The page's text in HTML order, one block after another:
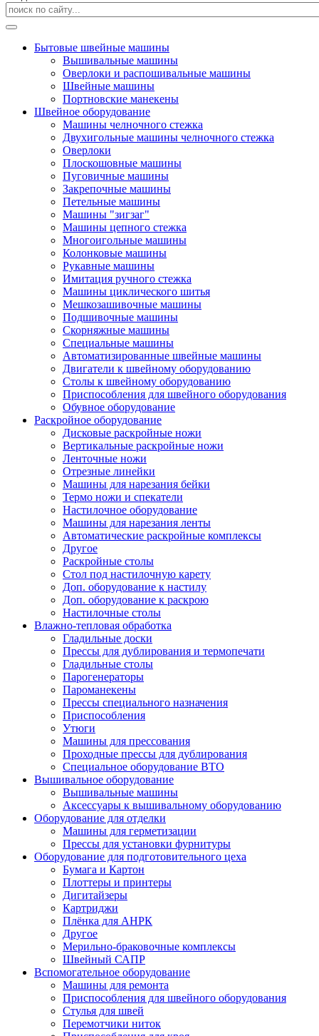
Бытовые швейные машины
Вышивальные машины
Оверлоки и распошивальные машины
Швейные машины
Портновские манекены
Швейное оборудование
Машины челночного стежка
Двухигольные машины челночного стежка
Оверлоки
Плоскошовные машины
Пуговичные машины
Закрепочные машины
Петельные машины
Машины "зигзаг"
Машины цепного стежка
Многоигольные машины
Колонковые машины
Рукавные машины
Имитация ручного стежка
Машины циклического шитья
Мешкозашивочные машины
Подшивочные машины
Скорняжные машины
Специальные машины
Автоматизированные швейные машины
Двигатели к швейному оборудованию
Столы к швейному оборудованию
Приспособления для швейного оборудования
Обувное оборудование
Раскройное оборудование
Дисковые раскройные ножи
Вертикальные раскройные ножи
Ленточные ножи
Отрезные линейки
Машины для нарезания бейки
Термо ножи и спекатели
Настилочное оборудование
Машины для нарезания ленты
Автоматические раскройные комплексы
Другое
Раскройные столы
Стол под настилочную карету
Доп. оборудование к настилу
Доп. оборудование к раскрою
Настилочные столы
Влажно-тепловая обработка
Гладильные доски
Прессы для дублирования и термопечати
Гладильные столы
Парогенераторы
Пароманекены
Прессы специального назначения
Приспособления
Утюги
Машины для прессования
Проходные прессы для дублирования
Специальное оборудование ВТО
Вышивальное оборудование
Вышивальные машины
Аксессуары к вышивальному оборудованию
Оборудование для отделки
Машины для герметизации
Прессы для установки фурнитуры
Оборудование для подготовительного цеха
Бумага и Картон
Плоттеры и принтеры
Дигитайзеры
Картриджи
Плёнка для АНРК
Другое
Мерильно-браковочные комплексы
Швейный САПР
Вспомогательное оборудование
Машины для ремонта
Приспособления для швейного оборудования
Стулья для швей
Перемотчики ниток